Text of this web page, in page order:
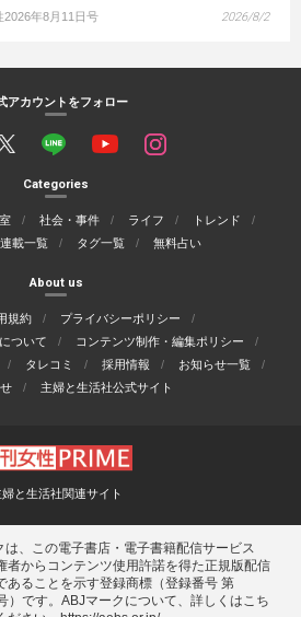
2026年8月11日号 2026/8/2
アカウントをフォロー
Categories
社会・事件 ライフ
トレンド
連載一覧 タグ一覧 無料占い
About us
規約
プライバシーポリシー
ついて
コンテンツ制作・編集ポリシー
タレコミ 採用情報
お知らせ一覧
主婦と生活社公式サイト
婦と生活社関連サイト
は、この電子書店・電子書籍配信サービス
者からコンテンツ使用許諾を得た正規版配信
あることを示す登録商標（登録番号 第
）です。ABJマークについて、詳しくはこち